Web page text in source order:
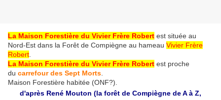
La Maison Forestière du Vivier Frère Robert est située au
Nord-Est dans la Forêt de Compiègne au hameau Vivier Frère
Robert
La Maison Forestière du Vivier Frère Robert est proche
du carrefour des Sept Morts
Maison Forestière habitée (ONF?).
d'après René Mouton (la forêt de Compiègne de A à Z,